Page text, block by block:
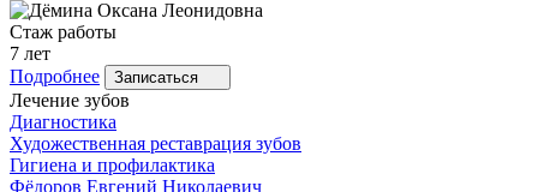
Стаж работы
7 лет
Подробнее
Записаться
Лечение зубов
Диагностика
Художественная реставрация зубов
Гигиена и профилактика
Фёдоров Евгений Николаевич